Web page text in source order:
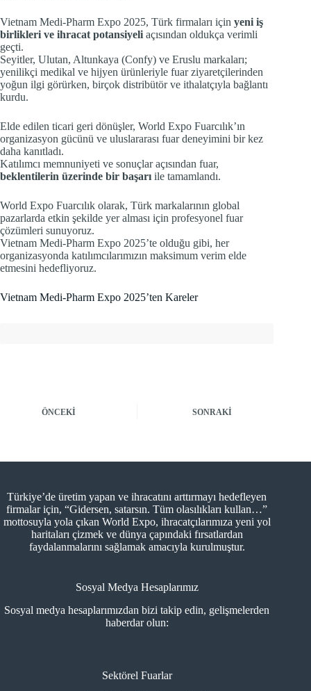
Vietnam Medi-Pharm Expo 2025, Türk firmaları için yeni iş
birlikleri ve ihracat potansiyeli açısından oldukça verimli
geçti.
Seyitler, Ulutan, Altunkaya (Confy) ve Eruslu markaları;
yenilikçi medikal ve hijyen ürünleriyle fuar ziyaretçilerinden
yoğun ilgi görürken, birçok distribütör ve ithalatçıyla bağlantı
kurdu.
Elde edilen ticari geri dönüşler, World Expo Fuarcılık’ın
organizasyon gücünü ve uluslararası fuar deneyimini bir kez
daha kanıtladı.
Katılımcı memnuniyeti ve sonuçlar açısından fuar,
beklentilerin üzerinde bir başarı ile tamamlandı.
World Expo Fuarcılık olarak, Türk markalarının global
pazarlarda etkin şekilde yer alması için profesyonel fuar
çözümleri sunuyoruz.
Vietnam Medi-Pharm Expo 2025’te olduğu gibi, her
organizasyonda katılımcılarımızın maksimum verim elde
etmesini hedefliyoruz.
Vietnam Medi-Pharm Expo 2025’ten Kareler
ÖNCEKI SONRAKI
Türkiye’de üretim yapan ve ihracatını arttırmayı hedefleyen
firmalar için, “Gidersen, satarsın. Tüm olasılıkları kullan…”
mottosuyla yola çıkan World Expo, ihracatçılarımıza yeni yol
haritaları çizmek ve dünya çapındaki fırsatlardan
faydalanmalarını sağlamak amacıyla kurulmuştur.
Sosyal Medya Hesaplarımız
Sosyal medya hesaplarımızdan bizi takip edin, gelişmelerden
haberdar olun:
Sektörel Fuarlar